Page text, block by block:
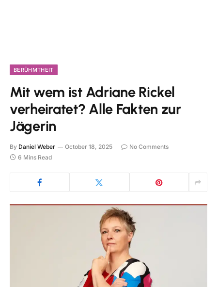
BERÜHMTHEIT
Mit wem ist Adriane Rickel
verheiratet? Alle Fakten zur
Jägerin
By Daniel Weber October 18, 2025
No Comments
6 Mins Read